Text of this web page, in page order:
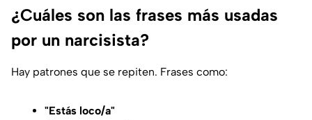
¿Cuáles son las frases más usadas
por un narcisista?
Hay patrones que se repiten. Frases como:
"Estás loco/a"